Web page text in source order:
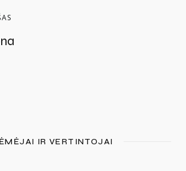
IR VERTINTOJAI